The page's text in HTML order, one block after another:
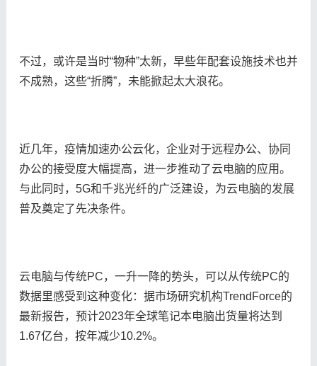
不过，或许是当时“物种”太新，早些年配套设施技术也并
不成熟，这些“折腾”，未能掀起太大浪花。
近几年，疫情加速办公云化，企业对于远程办公、协同
办公的接受度大幅提高，进一步推动了云电脑的应用。
与此同时，5G和千兆光纤的广泛建设，为云电脑的发展
普及奠定了先决条件。
云电脑与传统PC，一升一降的势头，可以从传统PC的
数据里感受到这种变化：据市场研究机构TrendForce的
最新报告，预计2023年全球笔记本电脑出货量将达到
1.67亿台，按年减少10.2%。